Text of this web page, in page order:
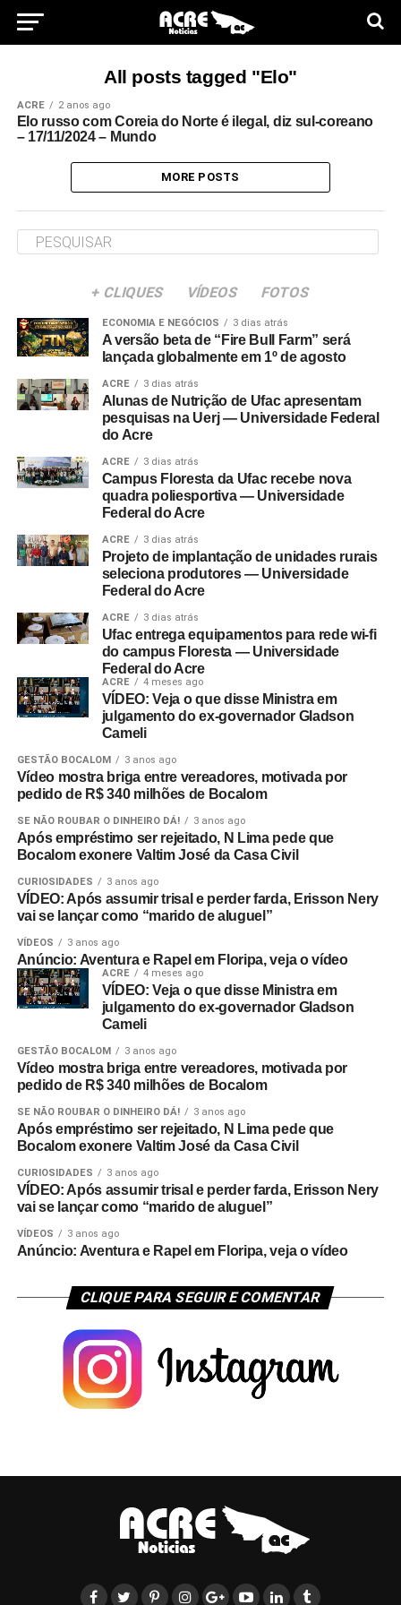
All posts tagged "Elo"
ACRE 2 anos ago
Elo russo com Coreia do Norte é ilegal, diz sul-coreano
– 17/11/2024 – Mundo
MORE POSTS
+ CLIQUES VÍDEOS FOTOS
ECONOMIA E NEGÓCIOS 3 dias atrás
A versão beta de “Fire Bull Farm” será
lançada globalmente em 1º de agosto
ACRE 3 dias atrás
Alunas de Nutrição de Ufac apresentam
pesquisas na Uerj — Universidade Federal
do Acre
ACRE 3 dias atrás
Campus Floresta da Ufac recebe nova
quadra poliesportiva — Universidade
Federal do Acre
ACRE 3 dias atrás
Projeto de implantação de unidades rurais
seleciona produtores — Universidade
Federal do Acre
ACRE 3 dias atrás
Ufac entrega equipamentos para rede wi-fi
do campus Floresta — Universidade
Federal do Acre
ACRE 4 meses ago
VÍDEO: Veja o que disse Ministra em
julgamento do ex-governador Gladson
Cameli
GESTÃO BOCALOM 3 anos ago
Vídeo mostra briga entre vereadores, motivada por
pedido de R$ 340 milhões de Bocalom
SE NÃO ROUBAR O DINHEIRO DÁ! 3 anos ago
Após empréstimo ser rejeitado, N Lima pede que
Bocalom exonere Valtim José da Casa Civil
CURIOSIDADES 3 anos ago
VÍDEO: Após assumir trisal e perder farda, Erisson Nery
vai se lançar como “marido de aluguel”
VÍDEOS 3 anos ago
Anúncio: Aventura e Rapel em Floripa, veja o vídeo
ACRE 4 meses ago
VÍDEO: Veja o que disse Ministra em
julgamento do ex-governador Gladson
Cameli
GESTÃO BOCALOM 3 anos ago
Vídeo mostra briga entre vereadores, motivada por
pedido de R$ 340 milhões de Bocalom
SE NÃO ROUBAR O DINHEIRO DÁ! 3 anos ago
Após empréstimo ser rejeitado, N Lima pede que
Bocalom exonere Valtim José da Casa Civil
CURIOSIDADES 3 anos ago
VÍDEO: Após assumir trisal e perder farda, Erisson Nery
vai se lançar como “marido de aluguel”
VÍDEOS 3 anos ago
Anúncio: Aventura e Rapel em Floripa, veja o vídeo
CLIQUE PARA SEGUIR E COMENTAR